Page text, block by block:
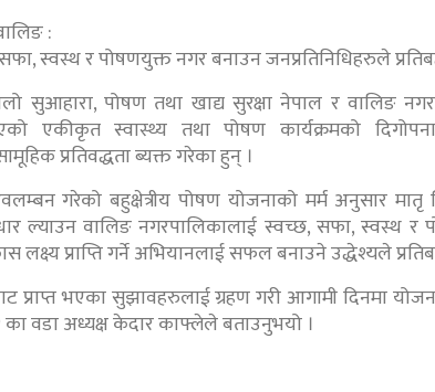
:
स्वस्थ र पोषणयुक्त नगर बनाउन जनप्रतिनिधिहरुले
सुआहारा, पोषण तथा खाद्य सुरक्षा नेपाल र वालिङ
एकीकृत स्वास्थ्य तथा पोषण कार्यक्रमको दिगोपना
प्रतिवद्धता ब्यक्त गरेका हुन् ।
गरेको बहुक्षेत्रीय पोषण योजनाको मर्म अनुसार मातृ
ल्याउन वालिङ नगरपालिकालाई स्वच्छ, सफा, स्वस्थ
लक्ष्य प्राप्ति गर्ने अभियानलाई सफल बनाउने उद्धेश्यले
भएका सुझावहरुलाई ग्रहण गरी आगामी दिनमा
का वडा अध्यक्ष केदार काफ्लेले बताउनुभयो ।